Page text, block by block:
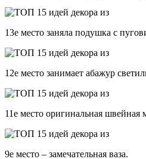
13е место заняла подушка с
12е место занимает абажур
11е место оригинальная швейная
9е место – замечательная ваза.